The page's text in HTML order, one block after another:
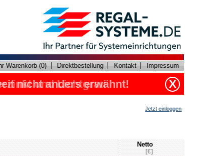
Warenkorb (0) Direktbestellung Kontakt Impressum
und Lichtgrau
nicht anders erwähnt! X
Jetzt einloggen
Netto
[€]